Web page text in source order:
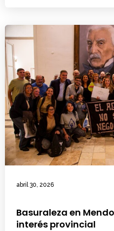
abril 30, 2026
Basuraleza en
interés provincial